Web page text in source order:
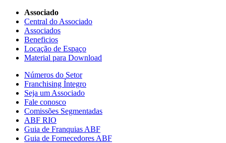
Associado
Central do Associado
Associados
Beneficios
Locação de Espaço
Material para Download
Números do Setor
Franchising Íntegro
Seja um Associado
Fale conosco
Comissões Segmentadas
ABF RIO
Guia de Franquias ABF
Guia de Fornecedores ABF